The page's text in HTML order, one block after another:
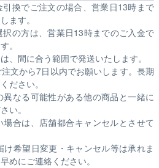
換でご注文の場合、営業日13時まで
ます。
の方は、営業日13時までのご入金で
。
、間に合う範囲で発送いたします。
文から7日以内でお願いします。長期
ださい。
なる可能性がある他の商品と一緒に
い。
合は、店舗都合キャンセルとさせて
希望日変更・キャンセル等は承れま
めにご連絡ください。